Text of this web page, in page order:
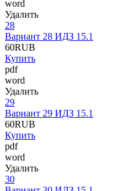
word
Удалить
28
Вариант 28 ИДЗ 15.1
60RUB
Купить
pdf
word
Удалить
29
Вариант 29 ИДЗ 15.1
60RUB
Купить
pdf
word
Удалить
30